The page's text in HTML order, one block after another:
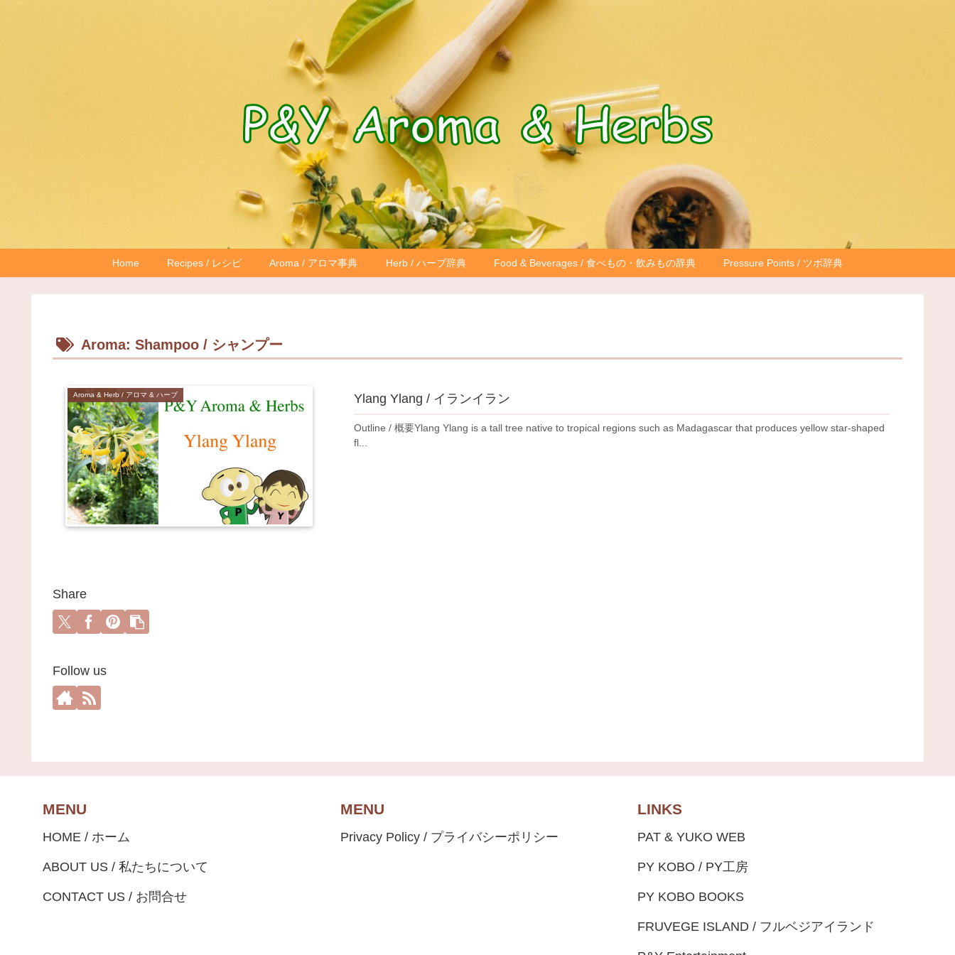
Home Recipes / レシピ Aroma / アロマ事典 Herb / ハーブ辞典 Food & Beverages / 食べもの・飲みもの辞典 Pressure Points / ツボ辞典
Aroma: Shampoo / シャンプー
Aroma & Herb / アロマ & ハーブ Ylang Ylang / イランイラン
Outline / 概要Ylang Ylang is a tall tree native to tropical regions such as Madagascar that produces yellow star-shaped
fl...
Share
Follow us
MENU
HOME / ホーム
ABOUT US / 私たちについて
CONTACT US / お問合せ
MENU
Privacy Policy / プライバシーポリシー
LINKS
PAT & YUKO WEB
PY KOBO / PY工房
PY KOBO BOOKS
FRUVEGE ISLAND / フルベジアイランド